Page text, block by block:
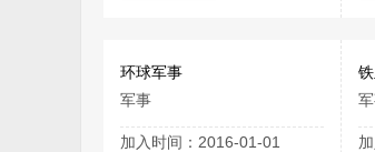
环球军事
军事
加入时间：2016-01-01